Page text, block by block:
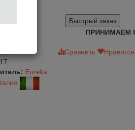
Быстрый заказ
ПРИНИМАЕМ
Сравнить
Нравится
Eureka